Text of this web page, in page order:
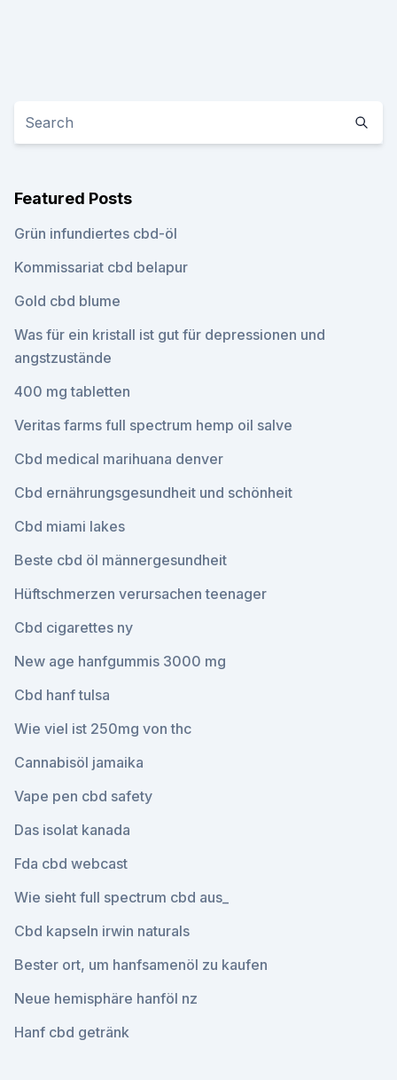
Featured Posts
Grün infundiertes cbd-öl
Kommissariat cbd belapur
Gold cbd blume
Was für ein kristall ist gut für depressionen und
angstzustände
400 mg tabletten
Veritas farms full spectrum hemp oil salve
Cbd medical marihuana denver
Cbd ernährungsgesundheit und schönheit
Cbd miami lakes
Beste cbd öl männergesundheit
Hüftschmerzen verursachen teenager
Cbd cigarettes ny
New age hanfgummis 3000 mg
Cbd hanf tulsa
Wie viel ist 250mg von thc
Cannabisöl jamaika
Vape pen cbd safety
Das isolat kanada
Fda cbd webcast
Wie sieht full spectrum cbd aus_
Cbd kapseln irwin naturals
Bester ort, um hanfsamenöl zu kaufen
Neue hemisphäre hanföl nz
Hanf cbd getränk